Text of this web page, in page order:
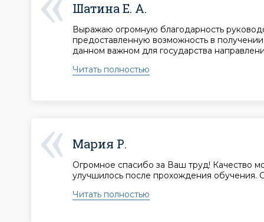
Шатина Е. А.
Выражаю огромную благодарность
предоставленную возможность в
данном важном для государства
Читать полностью
Мария Р.
Огромное спасибо за Ваш труд! Качество
улучшилось после прохождения обучения.
Читать полностью